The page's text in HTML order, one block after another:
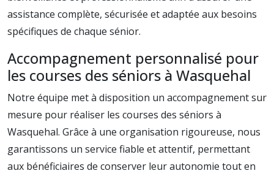
assistance complète, sécurisée et adaptée aux besoins
spécifiques de chaque sénior.
Accompagnement personnalisé pour
les courses des séniors à Wasquehal
Notre équipe met à disposition un accompagnement sur
mesure pour réaliser les courses des séniors à
Wasquehal. Grâce à une organisation rigoureuse, nous
garantissons un service fiable et attentif, permettant
aux bénéficiaires de conserver leur autonomie tout en